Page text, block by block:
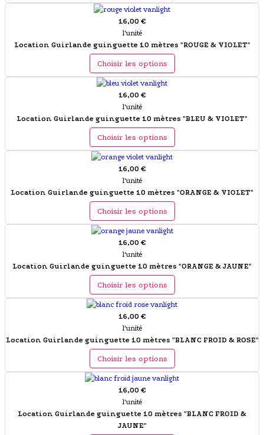
16,00 €
l'unité
Location Guirlande guinguette 10 mètres "ROUGE & VIOLET"
Choisir les options
16,00 €
l'unité
Location Guirlande guinguette 10 mètres "BLEU & VIOLET"
Choisir les options
16,00 €
l'unité
Location Guirlande guinguette 10 mètres "ORANGE & VIOLET"
Choisir les options
16,00 €
l'unité
Location Guirlande guinguette 10 mètres "ORANGE & JAUNE"
Choisir les options
16,00 €
l'unité
Location Guirlande guinguette 10 mètres "BLANC FROID & ROSE"
Choisir les options
16,00 €
l'unité
Location Guirlande guinguette 10 mètres "BLANC FROID &
JAUNE"